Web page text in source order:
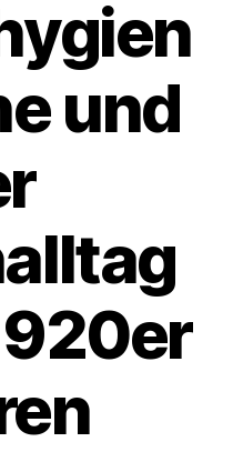
und